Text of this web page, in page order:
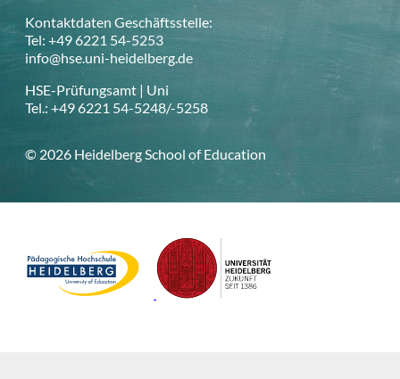
Kontaktdaten Geschäftsstelle:
Tel: +49 6221 54-5253
info@hse.uni-heidelberg.de
HSE-Prüfungsamt | Uni
Tel.: +49 6221 54-5248/-5258
© 2026 Heidelberg School of Education